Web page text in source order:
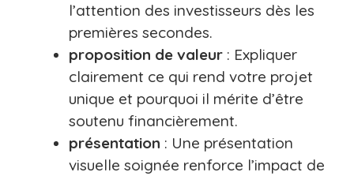
l’attention des investisseurs dès les
premières secondes.
proposition de valeur : Expliquer
clairement ce qui rend votre projet
unique et pourquoi il mérite d’être
soutenu financièrement.
présentation : Une présentation
visuelle soignée renforce l’impact de